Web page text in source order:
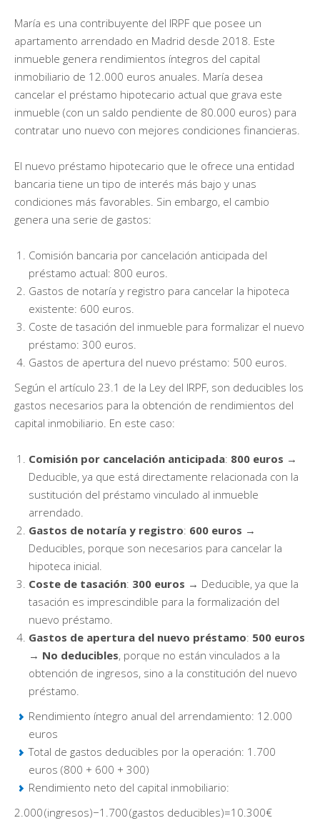
María es una contribuyente del IRPF que posee un
apartamento arrendado en Madrid desde 2018. Este
inmueble genera rendimientos íntegros del capital
inmobiliario de 12.000 euros anuales. María desea
cancelar el préstamo hipotecario actual que grava este
inmueble (con un saldo pendiente de 80.000 euros) para
contratar uno nuevo con mejores condiciones financieras.
El nuevo préstamo hipotecario que le ofrece una entidad
bancaria tiene un tipo de interés más bajo y unas
condiciones más favorables. Sin embargo, el cambio
genera una serie de gastos:
Comisión bancaria por cancelación anticipada del
préstamo actual: 800 euros.
Gastos de notaría y registro para cancelar la hipoteca
existente: 600 euros.
Coste de tasación del inmueble para formalizar el nuevo
préstamo: 300 euros.
Gastos de apertura del nuevo préstamo: 500 euros.
Según el artículo 23.1 de la Ley del IRPF, son deducibles los
gastos necesarios para la obtención de rendimientos del
capital inmobiliario. En este caso:
Comisión por cancelación anticipada: 800 euros →
Deducible, ya que está directamente relacionada con la
sustitución del préstamo vinculado al inmueble
arrendado.
Gastos de notaría y registro: 600 euros →
Deducibles, porque son necesarios para cancelar la
hipoteca inicial.
Coste de tasación: 300 euros → Deducible, ya que la
tasación es imprescindible para la formalización del
nuevo préstamo.
Gastos de apertura del nuevo préstamo: 500 euros
→ No deducibles, porque no están vinculados a la
obtención de ingresos, sino a la constitución del nuevo
préstamo.
Rendimiento íntegro anual del arrendamiento: 12.000
euros
Total de gastos deducibles por la operación: 1.700
euros (800 + 600 + 300)
Rendimiento neto del capital inmobiliario:
2.000 (ingresos)−1.700 (gastos deducibles)=10.300€